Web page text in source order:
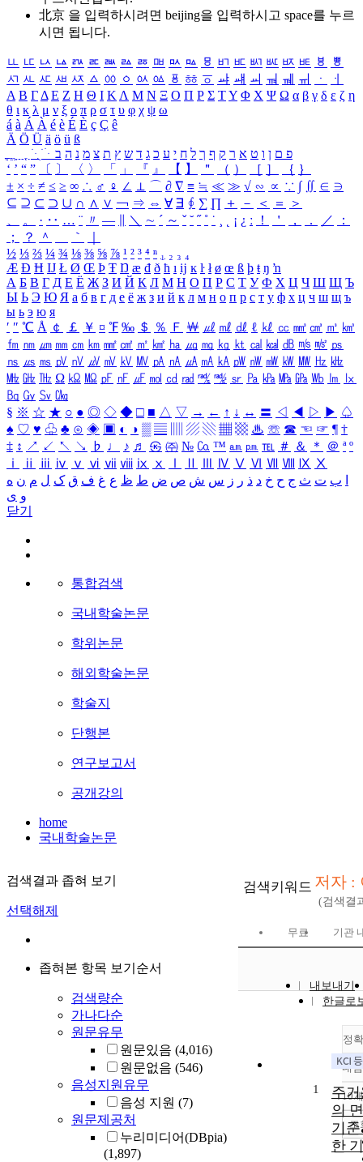
北京 을 입력하시려면 beijing을 입력하시고 space를 누르
시면 됩니다.
ㅥ ㅦ ㅧ ㅨ ㅩ ㅪ ㅫ ㅬ ㅭ ㅮ ㅯ ㅰ ㅱ ㅲ ㅳ ㅴ ㅵ ㅶ ㅷ ㅸ
ㅹ
ㅺ ㅻ ㅼ ㅽ ㅾ ㅿ ㆀ ㆁ ㆂ ㆃ ㆄ ㆅ ㆆ ㆇ ㆈ ㆉ ㆊ ㆋ ㆌ ㆍ
ㆎ
Α Β ΓΔ Ε Ζ Η Θ Ι ΚΛ Μ Ν Ξ Ο Π Ρ Σ ΤΥ Φ Χ Ψ Ω α β γ δ ε ζ η
θ ι κ λ μ ν ξ ο π ρ σ τ υ φ χ ψ ω
á à Á À é è É È ç Ç ê
Ä Ö Ü ä ö ü ß
ִֶֹ ֻּ ׁׂ פ ם ן ו ט א ר ק ף ך ל ח י ע כ ג ד ש ץ ת צ מ נ ה ב
‘ ’ “ ” 〔 〕 〈 〉 「 」 『 』 【 】 ＂ （ ） ［ ］ ｛ ｝
± × ÷ ≠ ≤ ≥ ∞ ∴ ♂ ♀ ∠ ⊥ ⌒ ∂ ∇ ≡ ≒ ≪ ≫ √ ∽ ∝ ∵ ∫ ∬ ∈ ∋
⊆ ⊇ ⊂ ⊃ ∪ ∩ ∧ ∨ ￢ ⇒ ⇔ ∀ ∃ ∮ ∑ ∏ ＋ － ＜ ＝
＞
、
。 · ‥ … ¨ 〃 ― ＼ ∼ ´ ～ ˇ ˘ ˝ ˚ ˙ ¸ ¡ ¿ ː ！ ＇ ， ． ／
：
；
？ ＾ ｀
½ ⅓ ⅔ ¼ ¾ ⅛ ⅜ ⅝ ⅞ ¹ ² ³ ⁴ ⁿ ₁ ₂ ₃ ₄
Æ Ð Ħ Ĳ Ł Ø Œ Þ Ŧ Ŋ æ đ ð ħ ı ĳ ĸ ŀ ł ø œ ß þ ŧ ŋ ŉ
А Б В Г Д Е Ё Ж З И Й К Л М Н О П Р С Т У Ф Х Ц Ч Ш Щ Ъ
Ы Ь Э Ю Я а б в г д е ё ж з и й к л м н о п р с т у ф х ц ч ш щ ъ
ы ь э ю я
′ ″ ℃ Å ￠ ￡ ￥ ¤ ℉ ‰ ＄ ％ Ｆ ￦ ㎕ ㎖ ㎗ ℓ ㎘ ㏄ ㎣ ㎤ ㎥ ㎦
㎙ ㎚ ㎛ ㎜ ㎝ ㎞ ㎟ ㎠ ㎡ ㎢ ㏊ ㎍ ㎎ ㎏ ㏏ ㎈ ㎉ ㏈ ㎧ ㎨ ㎰
㎱ ㎲ ㎳ ㎴ ㎵ ㎶ ㎷ ㎸ ㎹ ㎀ ㎁ ㎂ ㎃ ㎄ ㎺ ㎻ ㎽ ㎾ ㎿ ㎐ ㎑
㎒ ㎓ ㎔ Ω ㏀ ㏁ ㎊ ㎋ ㎌ ㏖ ㏅ ㎭ ㎮ ㎯ ㏛ ㎩ ㎪ ㎫ ㎬ ㏝ ㏐
㏓
㏃ ㏉ ㏜ ㏆
§ ※ ☆ ★ ○ ● ◎ ◇ ◆ □ ■ △ ▽ → ← ↑ ↓ ↔ 〓 ◁ ◀ ▷ ▶ ♤
♠ ♡ ♥ ♧ ♣ ⊙ ◈ ▣ ◐ ◑ ▒ ▤ ▨ ▧ ▦ ▩ ♨ ☏ ☎ ☜ ☞ ¶ †
‡ ↕ ↗ ↙ ↖ ↘ ♭ ♩ ♪ ♬ ㉿ ㈜ № ㏇ ™ ㏂ ㏘ ℡ ＃ ＆ ＊ ＠ ª º
ⅰ
ⅱ ⅲ ⅳ ⅴ ⅵ ⅶ ⅷ ⅸ ⅹ Ⅳ Ⅴ Ⅵ Ⅶ Ⅷ Ⅸ Ⅹ
ب ت ث ج ح خ د ذ ر ز س ش ص ض ط ظ ع غ ف ق ک ل م ن ه
و ی
닫기
통합검색
국내학술논문
학위논문
해외학술논문
학술지
단행본
연구보고서
공개강의
home
국내학술논문
검색결과 좁혀 보기
선택해제
좁혀본 항목 보기순서
검색량순
가나다순
원문유무
원문있음 (4,016)
원문없음 (546)
음성지원유무
음성 지원 (7)
원문제공처
누리미디어(DBpia)
(1,897)
검색키워드 저자 :
(검색결
무료 기관
내보내기
한글로
정
내
10
조
1
주
의
기
한